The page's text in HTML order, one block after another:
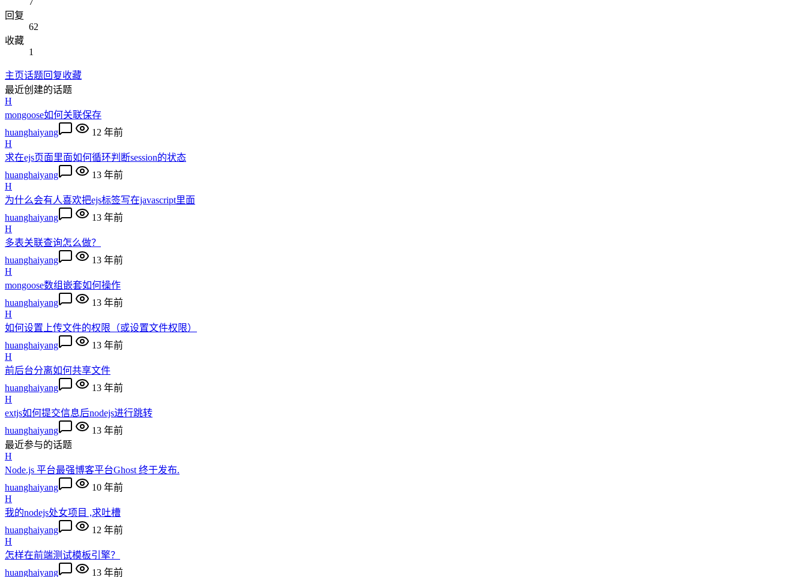
回复
62
收藏
1
主页话题回复收藏
最近创建的话题
H
mongoose如何关联保存
huanghaiyang
12 年前
H
求在ejs页面里面如何循环判断session的状态
huanghaiyang
13 年前
H
为什么会有人喜欢把ejs标签写在javascript里面
huanghaiyang
13 年前
H
多表关联查询怎么做？
huanghaiyang
13 年前
H
mongoose数组嵌套如何操作
huanghaiyang
13 年前
H
如何设置上传文件的权限（或设置文件权限）
huanghaiyang
13 年前
H
前后台分离如何共享文件
huanghaiyang
13 年前
H
extjs如何提交信息后nodejs进行跳转
huanghaiyang
13 年前
最近参与的话题
H
Node.js 平台最强博客平台Ghost 终于发布.
huanghaiyang
10 年前
H
我的nodejs处女项目 ,求吐槽
huanghaiyang
12 年前
H
怎样在前端测试模板引擎？
huanghaiyang
13 年前